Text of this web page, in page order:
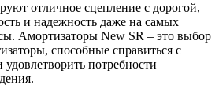
отличное сцепление с дорогой,
и надежность даже на самых
Амортизаторы New SR – это выбор
способные справиться с
потребности